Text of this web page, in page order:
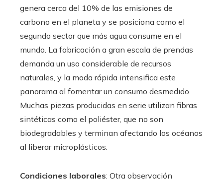
genera cerca del 10% de las emisiones de
carbono en el planeta y se posiciona como el
segundo sector que más agua consume en el
mundo. La fabricación a gran escala de prendas
demanda un uso considerable de recursos
naturales, y la moda rápida intensifica este
panorama al fomentar un consumo desmedido.
Muchas piezas producidas en serie utilizan fibras
sintéticas como el poliéster, que no son
biodegradables y terminan afectando los océanos
al liberar microplásticos.
Condiciones laborales: Otra observación